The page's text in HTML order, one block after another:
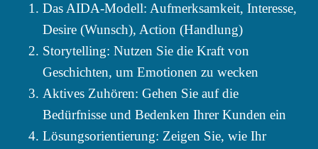
Das AIDA-Modell: Aufmerksamkeit, Interesse,
Desire (Wunsch), Action (Handlung)
Storytelling: Nutzen Sie die Kraft von
Geschichten, um Emotionen zu wecken
Aktives Zuhören: Gehen Sie auf die
Bedürfnisse und Bedenken Ihrer Kunden ein
Lösungsorientierung: Zeigen Sie, wie Ihr